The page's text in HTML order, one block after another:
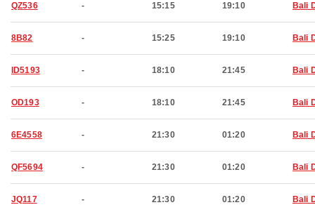
QZ536 - 15:15 19:10 Bali
8B82 - 15:25 19:10 Bali
ID5193 - 18:10 21:45 Bali
OD193 - 18:10 21:45 Bali
6E4558 - 21:30 01:20 Bali
QF5694 - 21:30 01:20 Bali
JQ117 - 21:30 01:20 Bali